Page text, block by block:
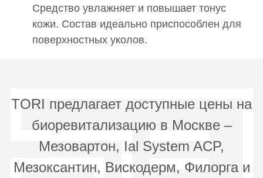
52 000 руб.
Введение искусственных имплантатов в мягкие
Введение искусственных имплантатов в мягкие
ткани Коллост Микро (Collost Micro)
35 500 руб.
Введение искусственных имплантатов в мягкие
Средство увлажняет и повышает тонус
кожи. Состав идеально приспособлен для
поверхностных уколов.
TORI предлагает доступные цены на
биоревитализацию в Москве –
Мезовартон, Ial System ACP,
Мезоксантин, Вискодерм, Филорга и